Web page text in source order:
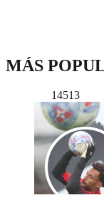
MÁS
14513